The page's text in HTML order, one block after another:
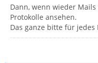
Dann, wenn wieder
Protokolle ansehen.
Das ganze bitte für jedes